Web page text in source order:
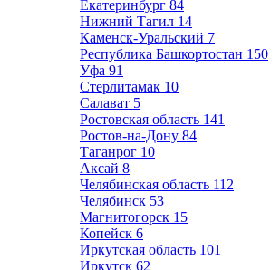
Екатеринбург 84
Нижний Тагил 14
Каменск-Уральский 7
Республика Башкортостан 150
Уфа 91
Стерлитамак 10
Салават 5
Ростовская область 141
Ростов-на-Дону 84
Таганрог 10
Аксай 8
Челябинская область 112
Челябинск 53
Магнитогорск 15
Копейск 6
Иркутская область 101
Иркутск 62